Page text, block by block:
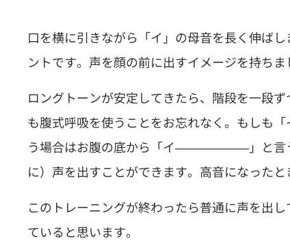
口を横に引きながら「イ」の母音を長く伸ば
ントです。声を顔の前に出すイメージを持ちま
ロングトーンが安定してきたら、階段を一段
も腹式呼吸を使うことをお忘れなく。もしも
う場合はお腹の底から「イ――――――」と言う
に）声を出すことができます。高音になった
このトレーニングが終わったら普通に声を出
ていると思います。